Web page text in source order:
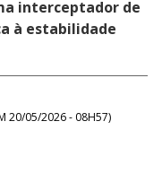
interceptador de
à estabilidade
20/05/2026 - 08H57)